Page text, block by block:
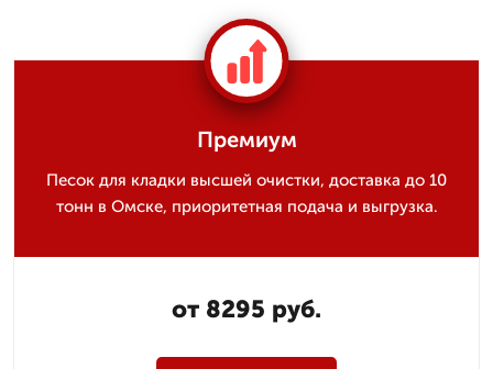
Премиум
Песок для кладки высшей очистки, доставка до 10
тонн в Омске, приоритетная подача и выгрузка.
от 8295 руб.